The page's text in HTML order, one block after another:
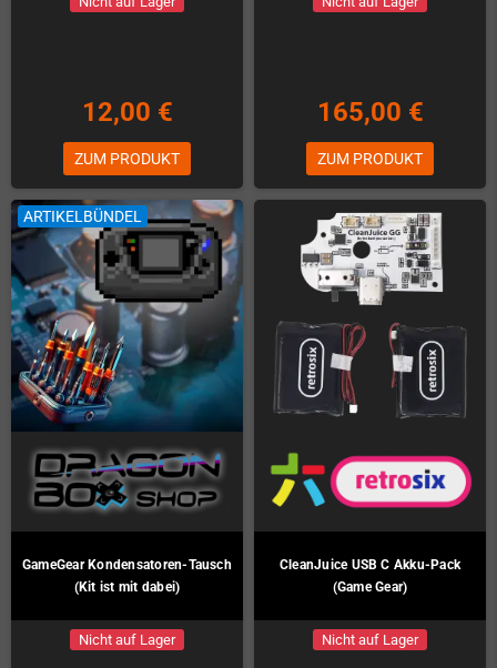
12,00 €
ZUM PRODUKT
165,00 €
ZUM PRODUKT
ARTIKELBÜNDEL
GameGear Kondensatoren-Tausch
(Kit ist mit dabei)
Nicht auf Lager
CleanJuice USB C Akku-Pack
(Game Gear)
Nicht auf Lager